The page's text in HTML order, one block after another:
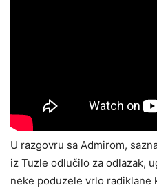
U razgovru sa Admirom,
iz Tuzle odlučilo za odlazak,
neke poduzele vrlo radiklane